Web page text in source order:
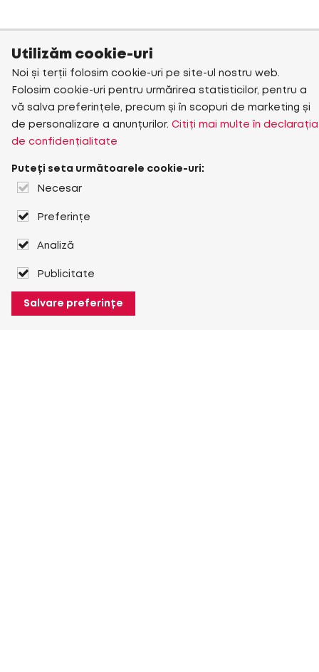
Utilizăm cookie-uri
Noi și terții folosim cookie-uri pe site-ul nostru web.
Folosim cookie-uri pentru urmărirea statisticilor, pentru a
vă salva preferințele, precum și în scopuri de marketing și
de personalizare a anunțurilor. Citiți mai multe în declarația
de confidențialitate
Puteți seta următoarele cookie-uri:
Necesar
Preferințe
Analiză
Publicitate
Salvare preferințe